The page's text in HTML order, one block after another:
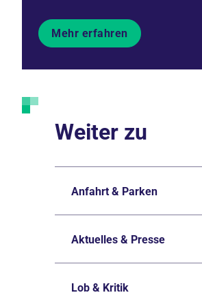
Mehr erfahren
Weiter zu
Anfahrt & Parken
Aktuelles & Presse
Lob & Kritik